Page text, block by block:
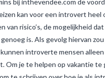
bij inthevendee.com de
kan voor een introvert heel
risico’s, de mogelijkheid
is. Als gevolg hiervan
introverte mensen alleen
Om je te helpen op vakantie te